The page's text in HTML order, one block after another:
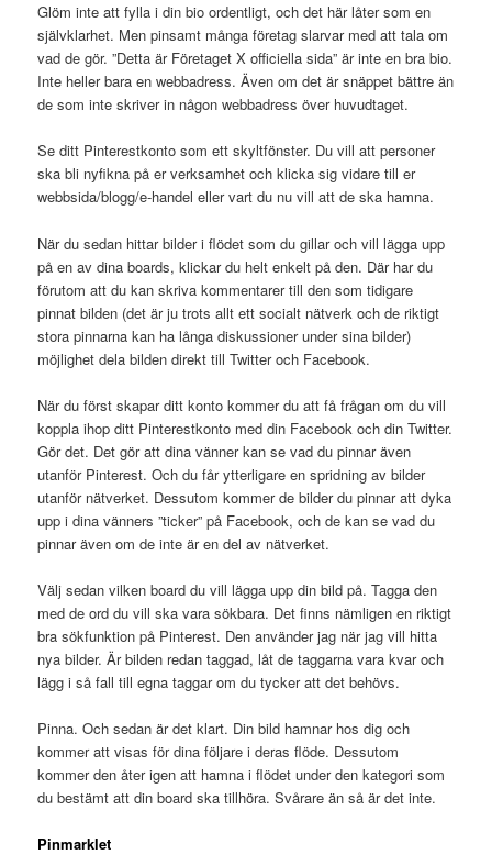
Glöm inte att fylla i din bio ordentligt, och det här låter som en
självklarhet. Men pinsamt många företag slarvar med att tala om
vad de gör. ”Detta är Företaget X officiella sida” är inte en bra bio.
Inte heller bara en webbadress. Även om det är snäppet bättre än
de som inte skriver in någon webbadress över huvudtaget.
Se ditt Pinterestkonto som ett skyltfönster. Du vill att personer
ska bli nyfikna på er verksamhet och klicka sig vidare till er
webbsida/blogg/e-handel eller vart du nu vill att de ska hamna.
När du sedan hittar bilder i flödet som du gillar och vill lägga upp
på en av dina boards, klickar du helt enkelt på den. Där har du
förutom att du kan skriva kommentarer till den som tidigare
pinnat bilden (det är ju trots allt ett socialt nätverk och de riktigt
stora pinnarna kan ha långa diskussioner under sina bilder)
möjlighet dela bilden direkt till Twitter och Facebook.
När du först skapar ditt konto kommer du att få frågan om du vill
koppla ihop ditt Pinterestkonto med din Facebook och din Twitter.
Gör det. Det gör att dina vänner kan se vad du pinnar även
utanför Pinterest. Och du får ytterligare en spridning av bilder
utanför nätverket. Dessutom kommer de bilder du pinnar att dyka
upp i dina vänners ”ticker” på Facebook, och de kan se vad du
pinnar även om de inte är en del av nätverket.
Välj sedan vilken board du vill lägga upp din bild på. Tagga den
med de ord du vill ska vara sökbara. Det finns nämligen en riktigt
bra sökfunktion på Pinterest. Den använder jag när jag vill hitta
nya bilder. Är bilden redan taggad, låt de taggarna vara kvar och
lägg i så fall till egna taggar om du tycker att det behövs.
Pinna. Och sedan är det klart. Din bild hamnar hos dig och
kommer att visas för dina följare i deras flöde. Dessutom
kommer den åter igen att hamna i flödet under den kategori som
du bestämt att din board ska tillhöra. Svårare än så är det inte.
Pinmarklet